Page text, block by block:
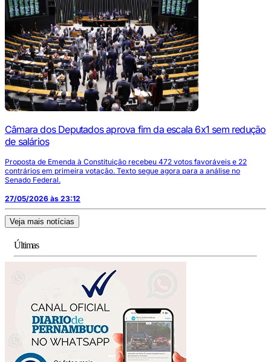
Câmara dos Deputados aprova fim da escala 6x1 sem redução
de salários
Proposta de Emenda à Constituição recebeu 472 votos favoráveis e 22
contrários em primeira votação. Texto segue agora para a análise no
Senado Federal.
27/05/2026 às 23:12
Veja mais notícias
Últimas